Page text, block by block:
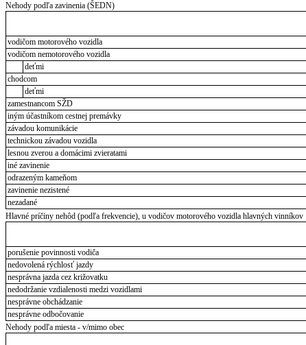
Nehody podľa zavinenia (ŠEDN)
vodičom motorového vozidla
vodičom nemotorového vozidla
deťmi
chodcom
deťmi
zamestnancom SŽD
iným účastníkom cestnej premávky
závadou komunikácie
technickou závadou vozidla
lesnou zverou a domácimi zvieratami
iné zavinenie
odrazeným kameňom
zavinenie nezistené
nezadané
Hlavné príčiny nehôd (podľa frekvencie), u vodičov motorového vozidla hlavných vinníkov
porušenie povinnosti vodiča
nedovolená rýchlosť jazdy
nesprávna jazda cez križovatku
nedodržanie vzdialenosti medzi vozidlami
nesprávne obchádzanie
nesprávne odbočovanie
Nehody podľa miesta - v/mimo obec